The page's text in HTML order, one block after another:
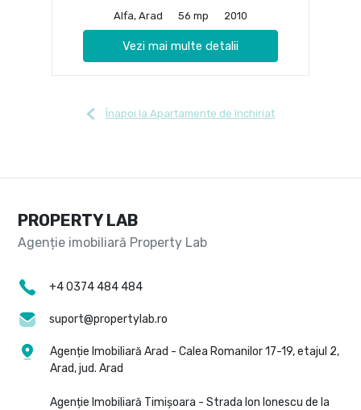
Alfa, Arad
56 mp 2010
Vezi mai multe detalii
Înapoi la Apartamente de închiriat
PROPERTY LAB
+4 0374 484 484
suport@propertylab.ro
Agenție Imobiliară Arad - Calea Romanilor 17-19, etajul 2,
Arad, jud. Arad
Agenție Imobiliară Timișoara - Strada Ion Ionescu de la